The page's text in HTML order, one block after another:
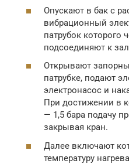
Опускают в бак с
вибрационный
патрубок которого
подсоединяют к
Открывают
патрубке, подают
электронасос и
При достижении в
— 1,5 бара подачу
закрывая кран.
Далее включают
температуру